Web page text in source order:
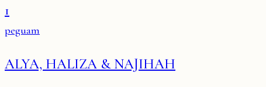
1
peguam
ALYA, HALIZA & NAJIHAH